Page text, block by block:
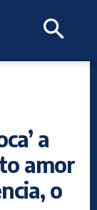
a
amor
o